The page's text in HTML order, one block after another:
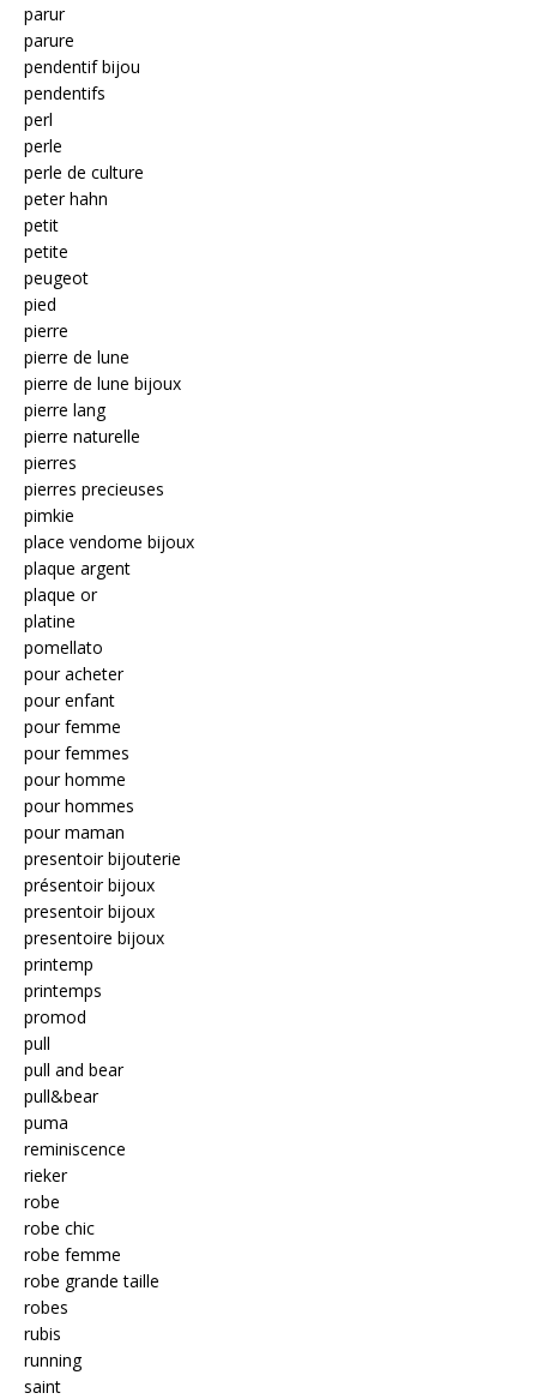
parur
parure
pendentif bijou
pendentifs
perl
perle
perle de culture
peter hahn
petit
petite
peugeot
pied
pierre
pierre de lune
pierre de lune bijoux
pierre lang
pierre naturelle
pierres
pierres precieuses
pimkie
place vendome bijoux
plaque argent
plaque or
platine
pomellato
pour acheter
pour enfant
pour femme
pour femmes
pour homme
pour hommes
pour maman
presentoir bijouterie
présentoir bijoux
presentoir bijoux
presentoire bijoux
printemp
printemps
promod
pull
pull and bear
pull&bear
puma
reminiscence
rieker
robe
robe chic
robe femme
robe grande taille
robes
rubis
running
saint